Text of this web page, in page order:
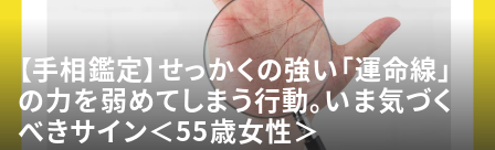
【手相鑑定】せっかくの強い「運命線」
の力を弱めてしまう行動。いま気づく
べきサイン＜55歳女性＞